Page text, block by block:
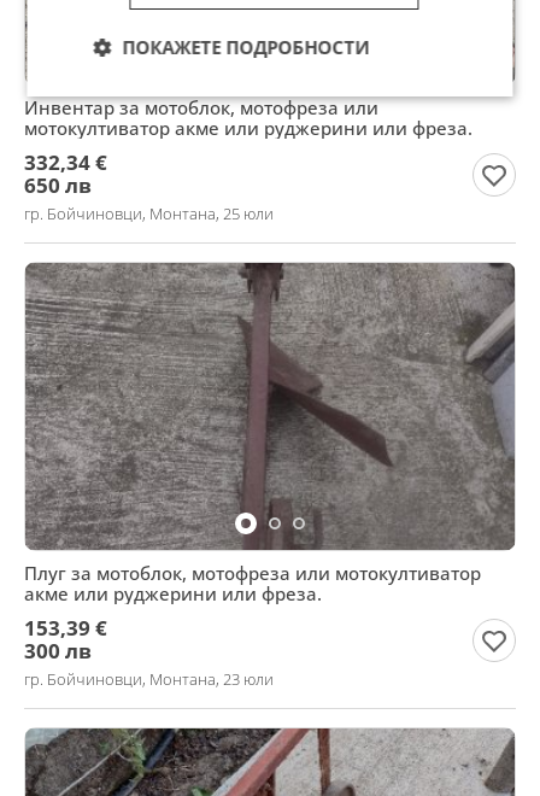
Инвентар за мотоблок, мотофреза или
мотокултиватор акме или руджерини или фреза.
332,34 €
650 лв
гр. Бойчиновци, Монтана, 25 юли
Плуг за мотоблок, мотофреза или мотокултиватор
акме или руджерини или фреза.
153,39 €
300 лв
гр. Бойчиновци, Монтана, 23 юли
ПОКАЖЕТЕ ПОДРОБНОСТИ